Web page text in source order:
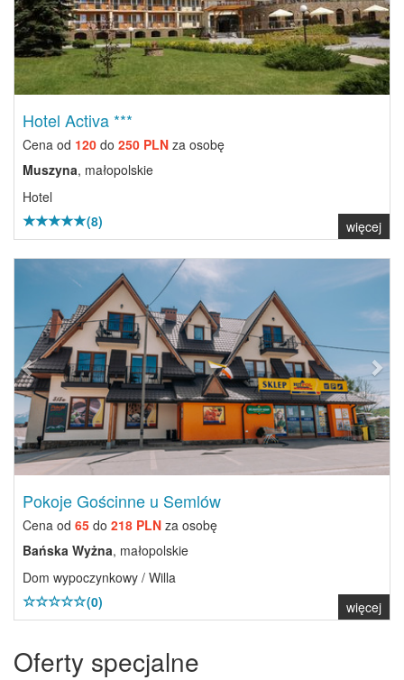
Hotel Activa ***
Cena od 120 do 250 PLN za osobę
Muszyna, małopolskie
Hotel
(8)
więcej
Previous Next
Pokoje Gościnne u Semlów
Cena od 65 do 218 PLN za osobę
Bańska Wyżna, małopolskie
Dom wypoczynkowy / Willa
(0)
więcej
Oferty specjalne